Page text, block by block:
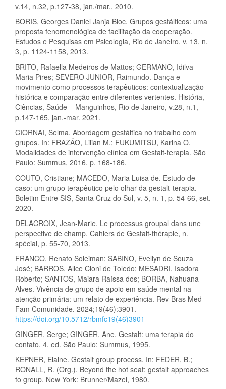
v.14, n.32, p.127-38, jan./mar., 2010.
BORIS, Georges Daniel Janja Bloc. Grupos gestálticos: uma
proposta fenomenológica de facilitação da cooperação.
Estudos e Pesquisas em Psicologia, Rio de Janeiro, v. 13, n.
3, p. 1124-1158, 2013.
BRITO, Rafaella Medeiros de Mattos; GERMANO, Idilva
Maria Pires; SEVERO JUNIOR, Raimundo. Dança e
movimento como processos terapêuticos: contextualização
histórica e comparação entre diferentes vertentes. História,
Ciências, Saúde – Manguinhos, Rio de Janeiro, v.28, n.1,
p.147-165, jan.-mar. 2021.
CIORNAI, Selma. Abordagem gestáltica no trabalho com
grupos. In: FRAZÃO, Lilian M.; FUKUMITSU, Karina O.
Modalidades de intervenção clínica em Gestalt-terapia. São
Paulo: Summus, 2016. p. 168-186.
COUTO, Cristiane; MACEDO, Maria Luisa de. Estudo de
caso: um grupo terapêutico pelo olhar da gestalt-terapia.
Boletim Entre SIS, Santa Cruz do Sul, v. 5, n. 1, p. 54-66, set.
2020.
DELACROIX, Jean-Marie. Le processus groupal dans une
perspective de champ. Cahiers de Gestalt-thérapie, n.
spécial, p. 55-70, 2013.
FRANCO, Renato Soleiman; SABINO, Evellyn de Souza
José; BARROS, Alice Cioni de Toledo; MESADRI, Isadora
Roberto; SANTOS, Maiara Raíssa dos; BORBA, Nahuana
Alves. Vivência de grupo de apoio em saúde mental na
atenção primária: um relato de experiência. Rev Bras Med
Fam Comunidade. 2024;19(46):3901.
https://doi.org/10.5712/rbmfc19(46)3901
GINGER, Serge; GINGER, Ane. Gestalt: uma terapia do
contato. 4. ed. São Paulo: Summus, 1995.
KEPNER, Elaine. Gestalt group process. In: FEDER, B.;
RONALL, R. (Org.). Beyond the hot seat: gestalt approaches
to group. New York: Brunner/Mazel, 1980.